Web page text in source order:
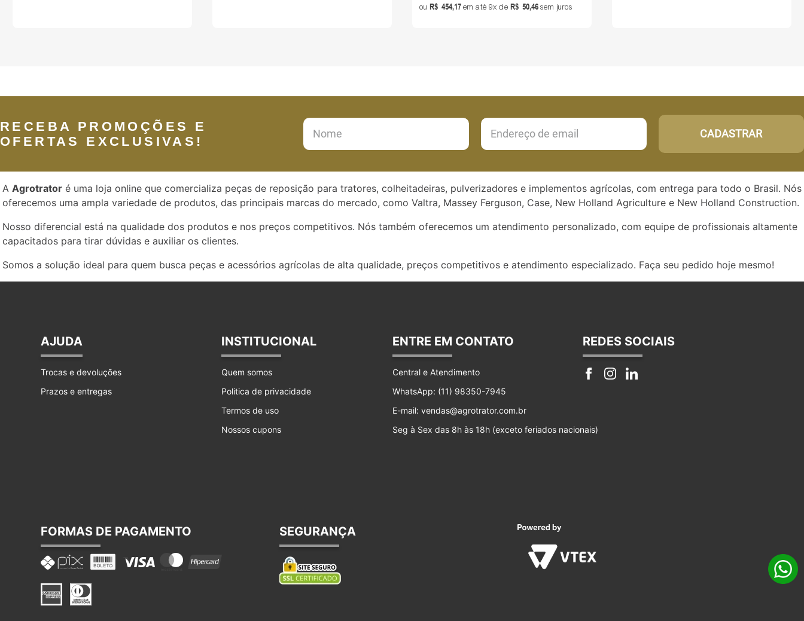
ou R$ 454,17em até 9 de R$ 50,46sem juros
RECEBA PROMOÇÕES E
OFERTAS EXCLUSIVAS!
CADASTRAR
A Agrotrator é uma loja online que comercializa peças de reposição para tratores, colheitadeiras, pulverizadores e implementos agrícolas, com entrega para todo o Brasil. Nós
oferecemos uma ampla variedade de produtos, das principais marcas do mercado, como Valtra, Massey Ferguson, Case, New Holland Agriculture e New Holland Construction.
Nosso diferencial está na qualidade dos produtos e nos preços competitivos. Nós também oferecemos um atendimento personalizado, com equipe de profissionais altamente
capacitados para tirar dúvidas e auxiliar os clientes.
Somos a solução ideal para quem busca peças e acessórios agrícolas de alta qualidade, preços competitivos e atendimento especializado. Faça seu pedido hoje mesmo!
AJUDA
Trocas e devoluções
Prazos e entregas
INSTITUCIONAL
Quem somos
Politica de privacidade
Termos de uso
Nossos cupons
ENTRE EM CONTATO
Central e Atendimento
WhatsApp: (11) 98350-7945
E-mail: vendas@agrotrator.com.br
Seg à Sex das 8h às 18h (exceto feriados nacionais)
REDES SOCIAIS
FORMAS DE PAGAMENTO SEGURANÇA